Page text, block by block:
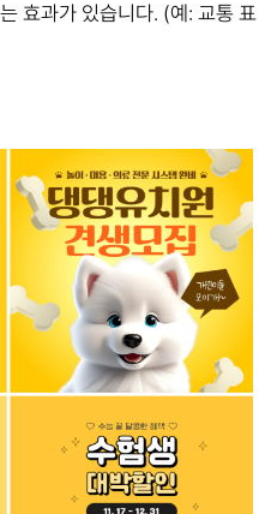
효과가 있습니다. (예: 교통 표